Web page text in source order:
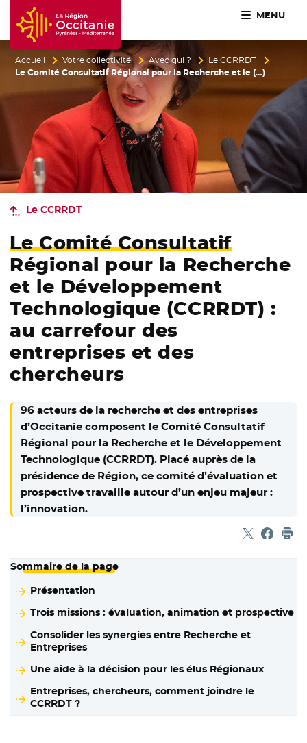
Accueil Région Occitanie / Pyrénées-Méditerranée
MENU
Accueil Votre collectivité Avec qui ?
Le CCRRDT
Le Comité Consultatif Régional pour la Recherche et le (…)
Le CCRRDT
Le Comité Consultatif
Régional pour la Recherche
et le Développement
Technologique (CCRRDT) :
au carrefour des
entreprises et des
chercheurs
96 acteurs de la recherche et des entreprises
d’Occitanie composent le Comité Consultatif
Régional pour la Recherche et le Développement
Technologique (CCRRDT). Placé auprès de la
présidence de Région, ce comité d’évaluation et
prospective travaille autour d’un enjeu majeur :
l’innovation.
Partager
- Nouvelle
-
Sommaire de la page
Présentation
Trois missions : évaluation, animation et prospective
Consolider les synergies entre Recherche et
Entreprises
Une aide à la décision pour les élus Régionaux
Entreprises, chercheurs, comment joindre le
CCRRDT ?